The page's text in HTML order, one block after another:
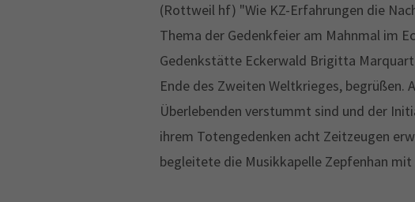
(Rottweil hf) "Wie KZ-Erfahrungen die
Thema der Gedenkfeier am Mahnmal im
Gedenkstätte Eckerwald Brigitta
Ende des Zweiten Weltkrieges, begrüßen.
Überlebenden verstummt sind und der
ihrem Totengedenken acht Zeitzeugen
begleitete die Musikkapelle Zepfenhan mit